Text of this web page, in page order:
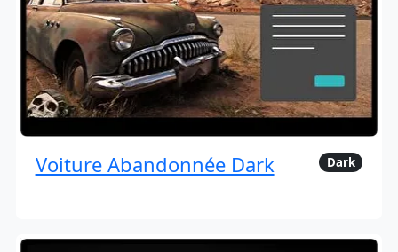
Voiture Abandonnée Dark Dark